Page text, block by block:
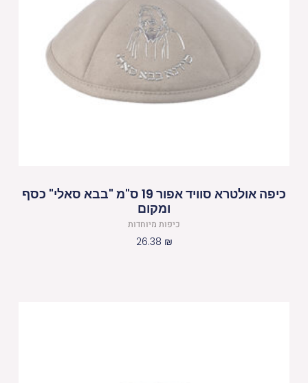
כיפה אולטרא סוויד אפור 19 ס"מ "בבא סאלי" כסף
ומקום
כיפות מיוחדות
26.38 ₪